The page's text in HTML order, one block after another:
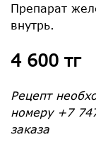
Препарат
внутрь.
4 600 тг
Рецепт
номеру +7
заказа